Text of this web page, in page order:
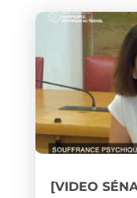
[VIDEO